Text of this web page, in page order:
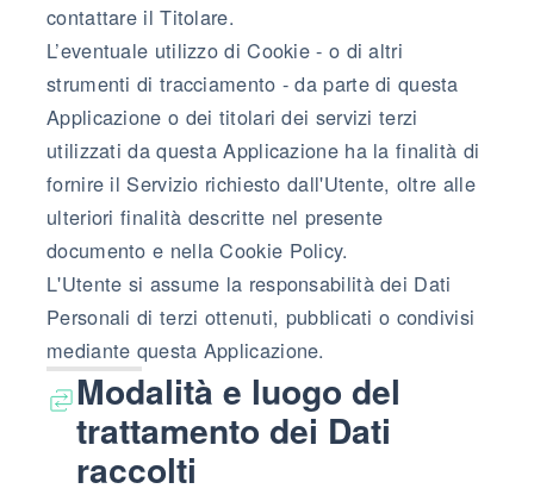
contattare il Titolare.
L’eventuale utilizzo di Cookie - o di altri
strumenti di tracciamento - da parte di questa
Applicazione o dei titolari dei servizi terzi
utilizzati da questa Applicazione ha la finalità di
fornire il Servizio richiesto dall'Utente, oltre alle
ulteriori finalità descritte nel presente
documento e nella Cookie Policy.
L'Utente si assume la responsabilità dei Dati
Personali di terzi ottenuti, pubblicati o condivisi
mediante questa Applicazione.
Modalità e luogo del
trattamento dei Dati
raccolti